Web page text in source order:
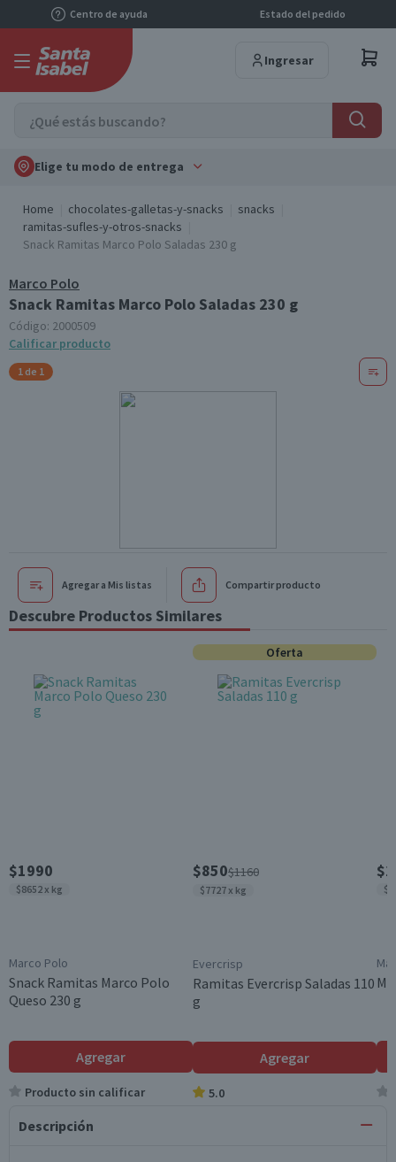
Centro de ayuda Estado del pedido
Ingresar
Elige tu modo de entrega
Home chocolates-galletas-y-snacks
snacks
ramitas-sufles-y-otros-snacks
Snack Ramitas Marco Polo Saladas 230 g
Marco Polo
Snack Ramitas Marco Polo Saladas 230 g
Código: 2000509
Calificar producto
1 de 1
Agregar a Mis listas Compartir producto
Descubre Productos Similares
$1990
$8652 x kg
Marco Polo
Snack Ramitas Marco Polo
Queso 230 g
Agregar
Producto sin calificar
Oferta
$850$1160
$7727 x kg
Evercrisp
Ramitas Evercrisp Saladas 110
g
Agregar
5.0
Descripción